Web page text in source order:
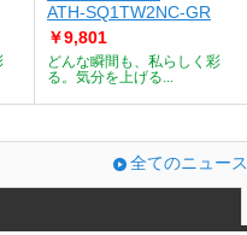
ATH-SQ1TW2NC-GR
￥9,801
どんな瞬間も、私らしく彩
る。気分を上げる...
全てのニュース